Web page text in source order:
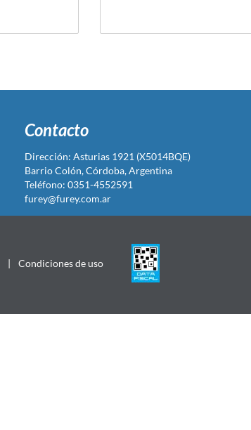
Contacto
Dirección: Asturias 1921 (X5014BQE)
Barrio Colón, Córdoba, Argentina
Teléfono: 0351-4552591
furey@furey.com.ar
| Condiciones de uso